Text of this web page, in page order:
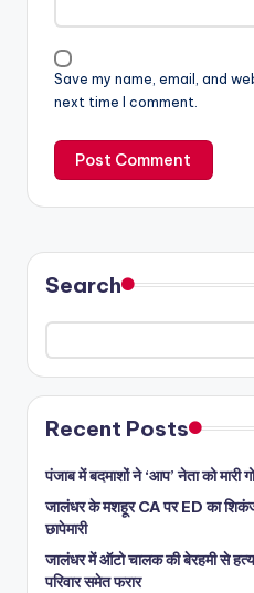
Save my name, email, and
next time I comment.
Search
Recent Posts
पंजाब में बदमाशों ने ‘आप’ नेता को मारी
जालंधर के मशहूर CA पर ED का
छापेमारी
जालंधर में ऑटो चालक की बेरहमी से
परिवार समेत फरार